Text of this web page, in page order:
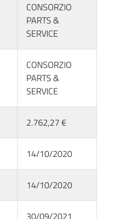
CONSORZIO
PARTS &
SERVICE
CONSORZIO
PARTS &
SERVICE
2.762,27 €
14/10/2020
14/10/2020
30/09/2021